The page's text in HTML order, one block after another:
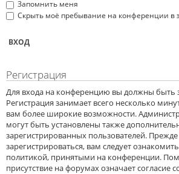
Запомнить меня
Скрыть моё пребывание на конференции в
Регистрация
Для входа на конференцию вы должны быть
Регистрация занимает всего несколько
вам более широкие возможности.
могут быть установлены также
зарегистрированных пользователей.
зарегистрироваться, вам следует
политикой, принятыми на конференции.
присутствие на форумах означает согласие